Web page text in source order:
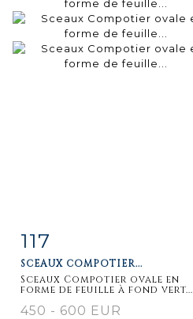
117
SCEAUX COMPOTIER...
Sceaux Compotier ovale en
forme de feuille à fond vert...
450 - 600 EUR